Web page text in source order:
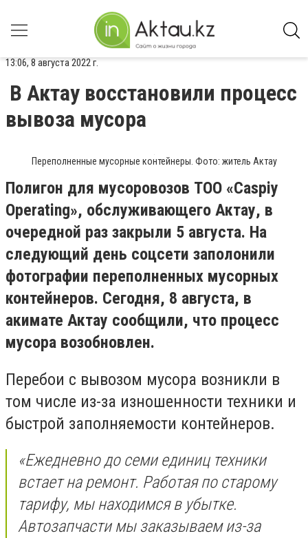
13:06, 8 августа 2022 г.
В Актау восстановили процесс
вывоза мусора
Переполненные мусорные контейнеры. Фото: житель Актау
Полигон для мусоровозов ТОО «Caspiy
Operating», обслуживающего Актау, в
очередной раз закрыли 5 августа. На
следующий день соцсети заполонили
фотографии переполненных мусорных
контейнеров. Сегодня, 8 августа, в
акимате Актау сообщили, что процесс
мусора возобновлен.
Перебои с вывозом мусора возникли в
том числе из-за изношенности техники и
быстрой заполняемости контейнеров.
«Ежедневно до семи единиц техники
встает на ремонт. Работая по старому
тарифу, мы находимся в убытке.
Автозапчасти мы заказываем из-за